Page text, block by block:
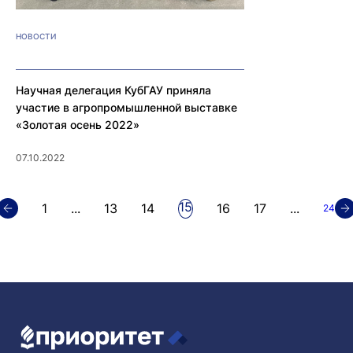
НОВОСТИ
Научная делегация КубГАУ приняла
участие в агропромышленной выставке
«Золотая осень 2022»
07.10.2022
1 ... 13 14 15 16 17 ... 24